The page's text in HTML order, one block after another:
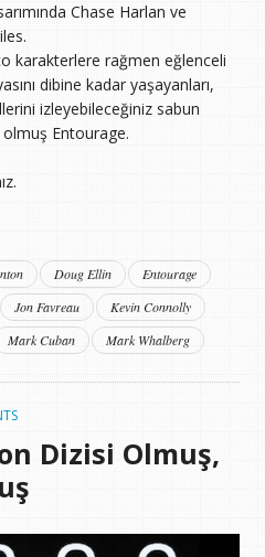
Chase Harlan ve
karakterlere rağmen eğlenceli
dibine kadar yaşayanları,
izleyebileceğiniz sabun
Entourage.
Doug Ellin
Entourage
Jon Favreau
Kevin Connolly
Mark Cuban Mark Whalberg
Dizisi Olmuş,